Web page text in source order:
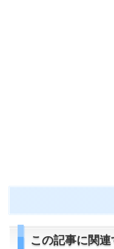
この記事に関